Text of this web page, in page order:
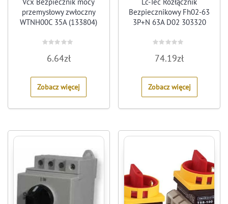
przemysłowy zwłoczny
WTNH00C 35A (133804)
out
5
6.64zł
Zobacz więcej
Bezpiecznikowy Fh02-63
3P+N 63A D02 303320
0
out
5
74.19zł
Zobacz więcej